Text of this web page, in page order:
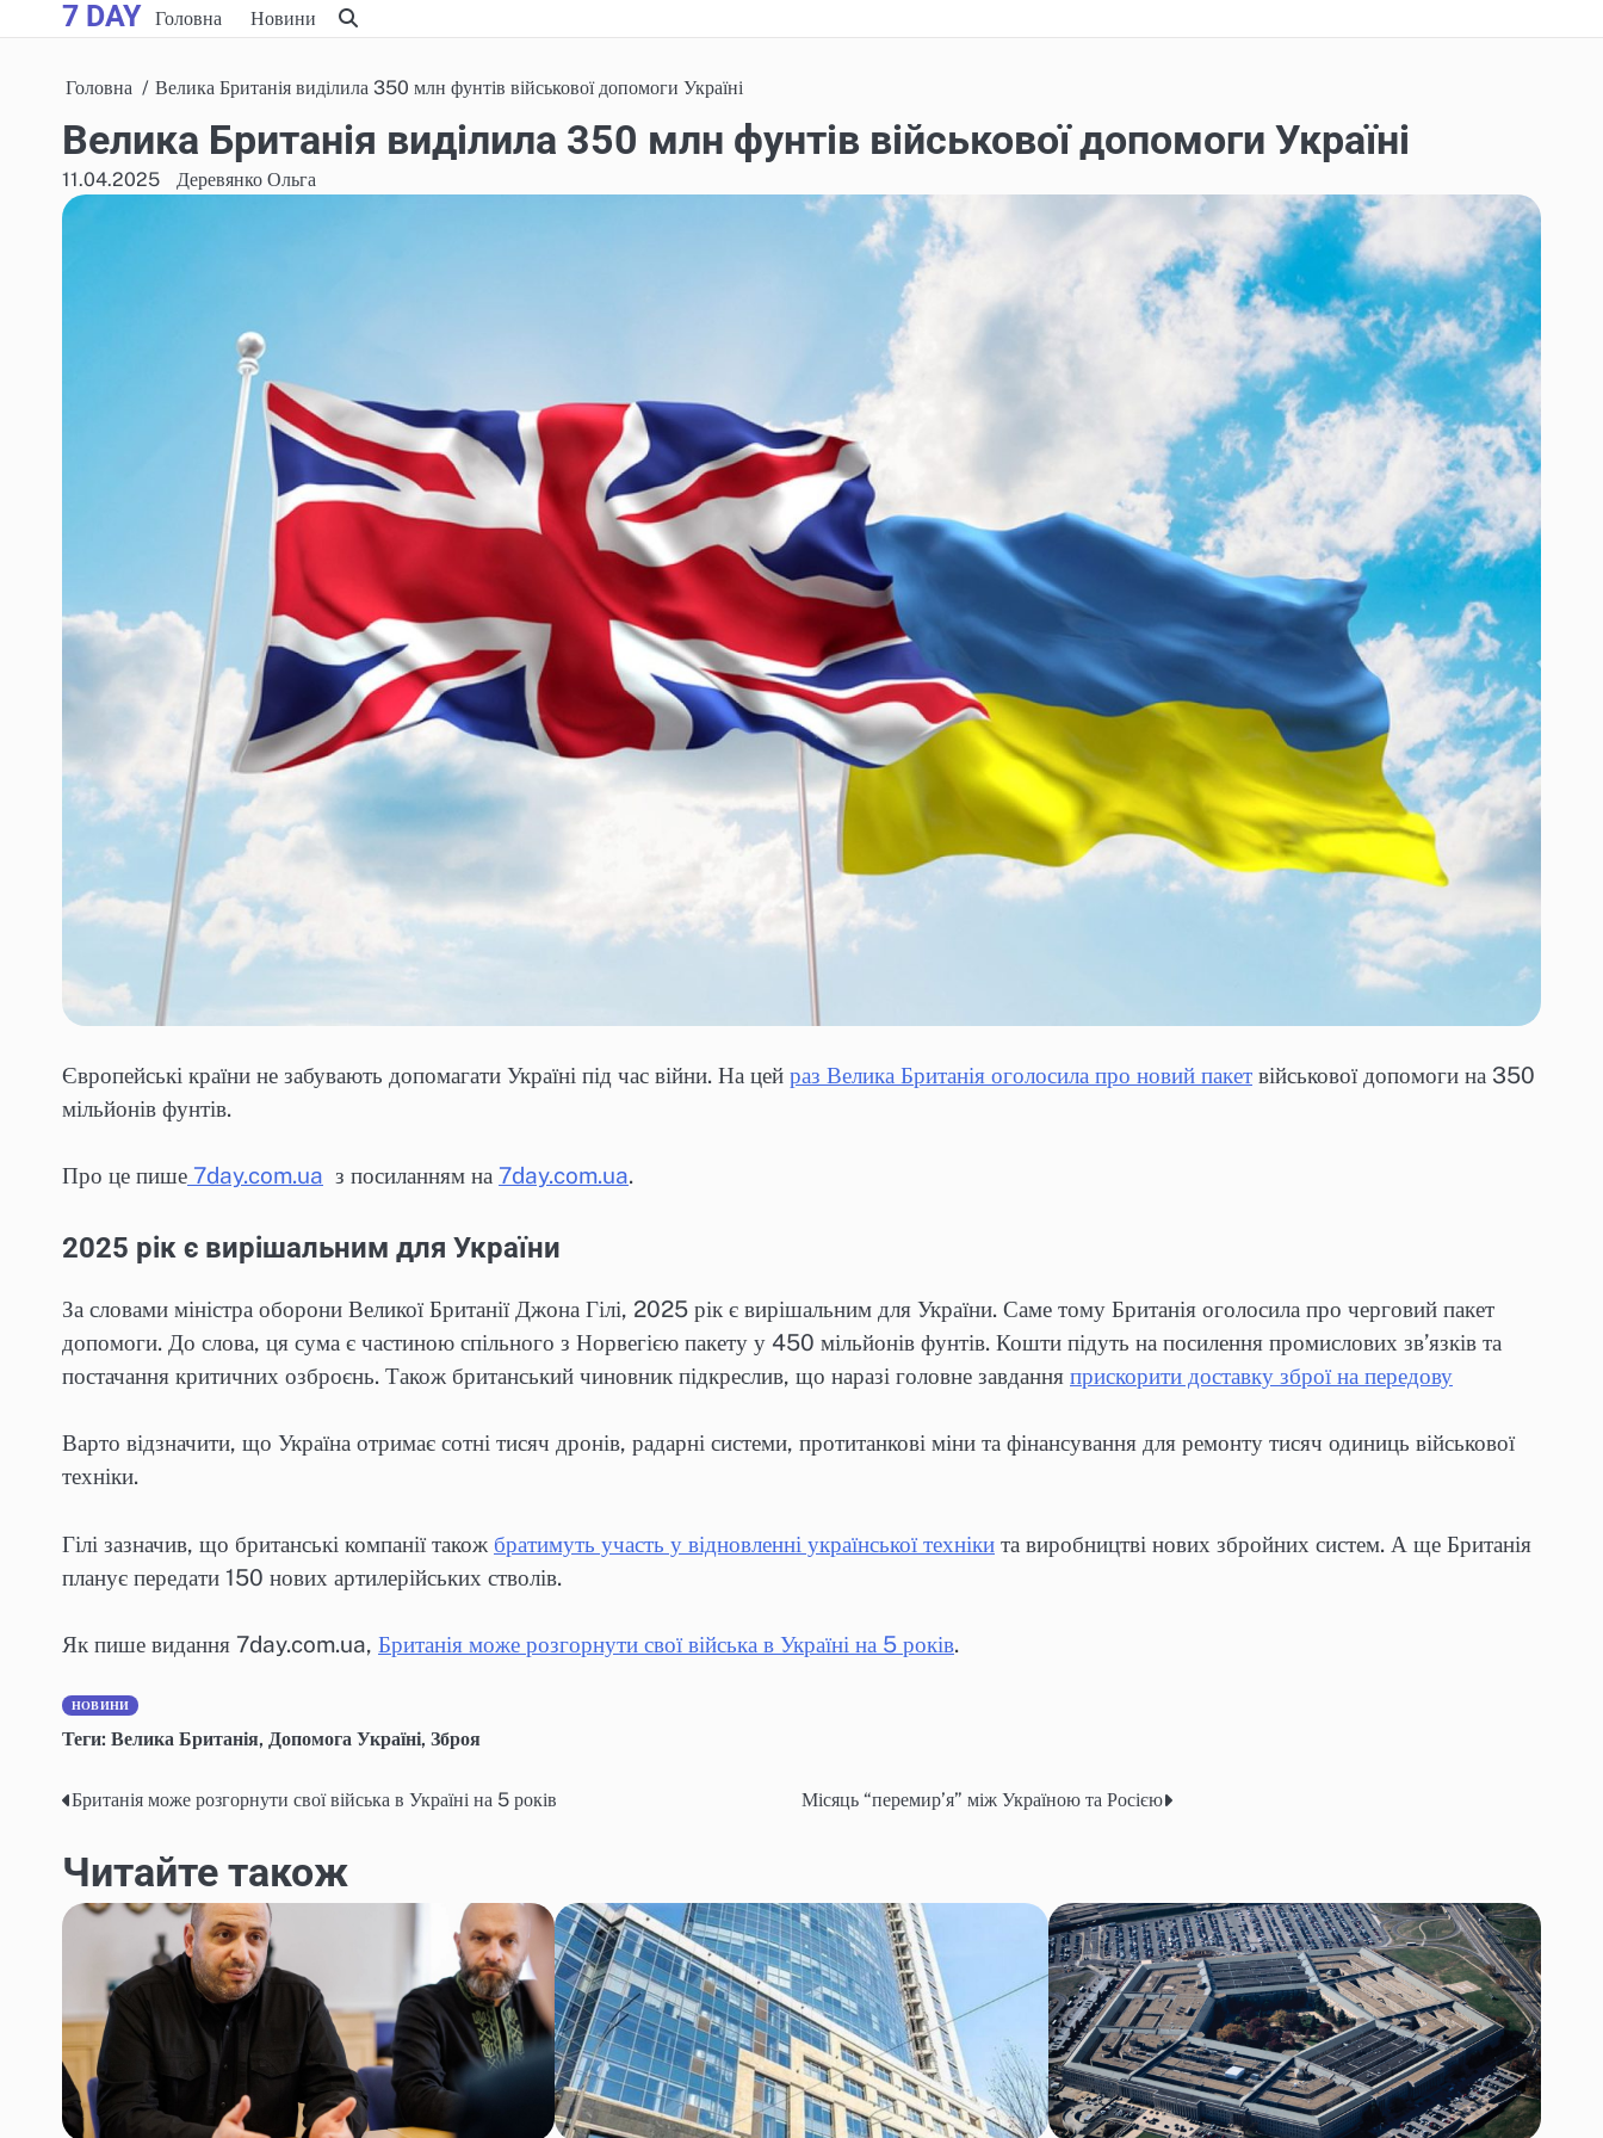
to
7 DAY Головна Новини
Головна Велика Британія виділила 350 млн фунтів військової допомоги Україні
Велика Британія виділила 350 млн фунтів військової допомоги Україні
11.04.2025 Деревянко Ольга
Європейські країни не забувають допомагати Україні під час війни. На цей раз Велика Британія оголосила про новий пакет військової допомоги на 350
мільйонів фунтів.
Про це пише 7day.com.ua з посиланням на 7day.com.ua.
2025 рік є вирішальним для України
За словами міністра оборони Великої Британії Джона Гілі, 2025 рік є вирішальним для України. Саме тому Британія оголосила про черговий пакет
допомоги. До слова, ця сума є частиною спільного з Норвегією пакету у 450 мільйонів фунтів. Кошти підуть на посилення промислових зв’язків та
постачання критичних озброєнь. Також британський чиновник підкреслив, що наразі головне завдання прискорити доставку зброї на передову
Варто відзначити, що Україна отримає сотні тисяч дронів, радарні системи, протитанкові міни та фінансування для ремонту тисяч одиниць військової
техніки.
Гілі зазначив, що британські компанії також братимуть участь у відновленні української техніки та виробництві нових збройних систем. А ще Британія
планує передати 150 нових артилерійських стволів.
Як пише видання 7day.com.ua, Британія може розгорнути свої війська в Україні на 5 років.
НОВИНИ
Теги: Велика Британія, Допомога Україні, Зброя
Навігація
записів
Британія може розгорнути свої війська в Україні на 5 років Місяць “перемир’я” між Україною та Росією
Читайте також